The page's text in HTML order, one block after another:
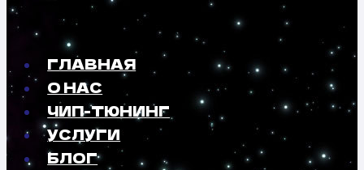
ГЛАВНАЯ
О НАС
ЧИП-ТЮНИНГ
УСЛУГИ
БЛОГ